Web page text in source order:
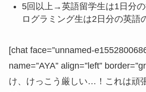
5回以上→英語留学生は1日分
ログラミング生は2日分の英語
[chat face=”unnamed-
name=”AYA” align=”left”
け、けっこう厳しい…！これは頑